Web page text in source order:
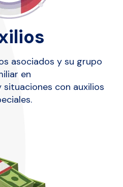
asociados y su grupo
en
con auxilios